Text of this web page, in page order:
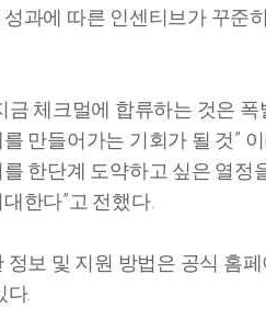
과에 따른 인센티브가 꾸준
금 체크멀에 합류하는 것은
만들어가는 기회가 될 것” 이
한단계 도약하고 싶은 열정
한다”고 전했다.
정보 및 지원 방법은 공식 홈
다.